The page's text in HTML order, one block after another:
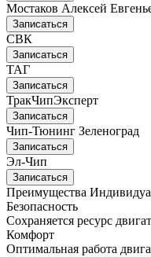
Мостаков Алексей
Записаться
СВК
Записаться
ТАГ
Записаться
ТракЧипЭксперт
Записаться
Чип-Тюнинг Зеленоград
Записаться
Эл-Чип
Записаться
Преимущества
Безопасность
Сохраняется ресурс
Комфорт
Оптимальная работа